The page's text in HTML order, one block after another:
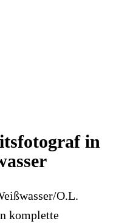
in
O.L.
komplette